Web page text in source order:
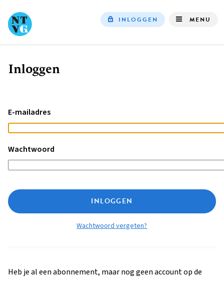
INLOGGEN MENU
Kruimelpad
Inloggen
E-mailadres
Wachtwoord
INLOGGEN
Wachtwoord vergeten?
Heb je al een abonnement, maar nog geen account op de